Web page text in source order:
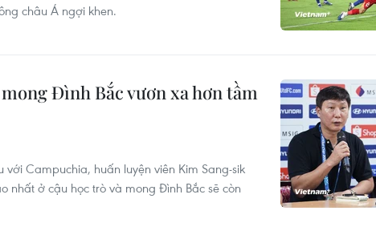
châu Á ngợi khen.
Đình Bắc vươn xa hơn tầm
Campuchia, huấn luyện viên Kim Sang-sik
nhất ở cậu học trò và mong Đình Bắc sẽ còn